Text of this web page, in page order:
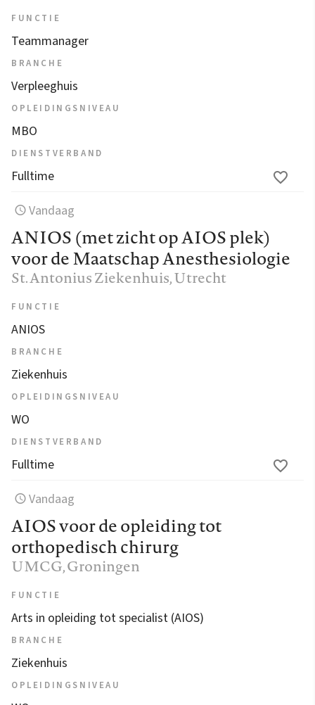
FUNCTIE
Teammanager
BRANCHE
Verpleeghuis
OPLEIDINGSNIVEAU
MBO
DIENSTVERBAND
Fulltime
Vandaag
ANIOS (met zicht op AIOS plek)
voor de Maatschap Anesthesiologie
St. Antonius Ziekenhuis, Utrecht
FUNCTIE
ANIOS
BRANCHE
Ziekenhuis
OPLEIDINGSNIVEAU
WO
DIENSTVERBAND
Fulltime
Vandaag
AIOS voor de opleiding tot
orthopedisch chirurg
UMCG, Groningen
FUNCTIE
Arts in opleiding tot specialist (AIOS)
BRANCHE
Ziekenhuis
OPLEIDINGSNIVEAU